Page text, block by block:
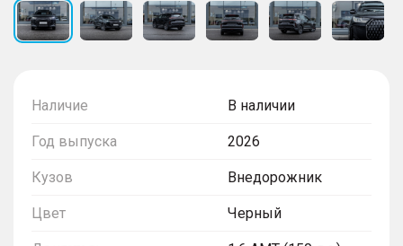
Наличие В наличии
Год выпуска 2026
Кузов Внедорожник
Цвет Черный